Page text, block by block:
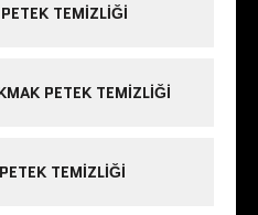
TEMIZLIĞI
PETEK TEMIZLIĞI
TEMIZLIĞI